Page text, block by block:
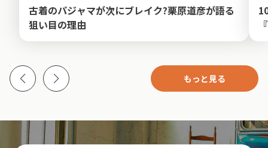
古着のパジャマが次にブレイク?栗原道彦が語る
狙い目の理由
もっと見る